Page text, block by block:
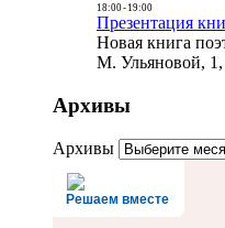
18:00- 19:00
Презентация
Новая книга
М. Ульяновой,
Архивы
Архивы
Решаем вместе